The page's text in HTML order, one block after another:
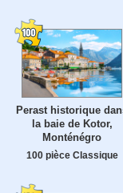
Perast historique
la baie de Kotor,
Monténégro
100 pièce Classique